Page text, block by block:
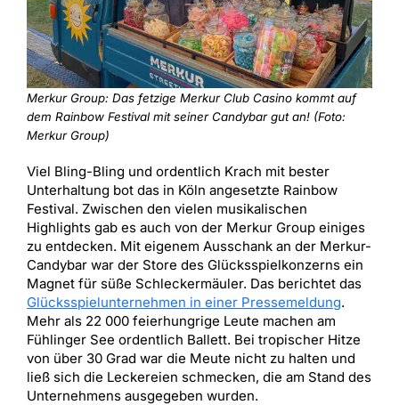
Merkur Group: Das fetzige Merkur Club Casino kommt auf
dem Rainbow Festival mit seiner Candybar gut an! (Foto:
Merkur Group)
Viel Bling-Bling und ordentlich Krach mit bester
Unterhaltung bot das in Köln angesetzte Rainbow
Festival. Zwischen den vielen musikalischen
Highlights gab es auch von der Merkur Group einiges
zu entdecken. Mit eigenem Ausschank an der Merkur-
Candybar war der Store des Glücksspielkonzerns ein
Magnet für süße Schleckermäuler. Das berichtet das
Glücksspielunternehmen in einer Pressemeldung.
Mehr als 22 000 feierhungrige Leute machen am
Fühlinger See ordentlich Ballett. Bei tropischer Hitze
von über 30 Grad war die Meute nicht zu halten und
ließ sich die Leckereien schmecken, die am Stand des
Unternehmens ausgegeben wurden.